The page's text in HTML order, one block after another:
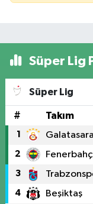
Süper Lig
Süper Lig
# Takım
1
2
3
4 Beşiktaş